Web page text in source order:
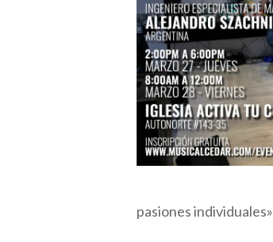
pasiones individuales»